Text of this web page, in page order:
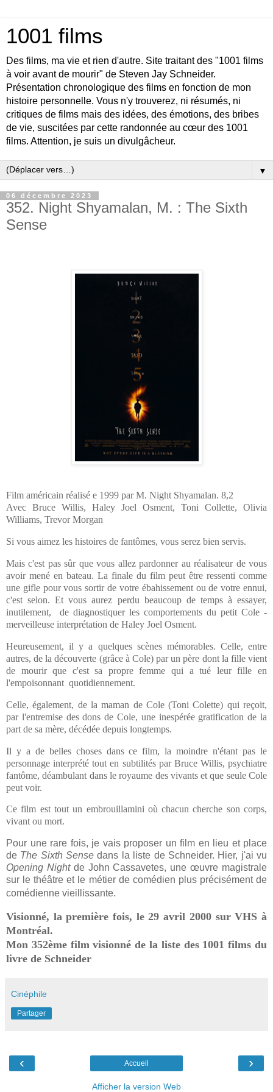
1001 films
Des films, ma vie et rien d'autre. Site traitant des "1001 films
à voir avant de mourir" de Steven Jay Schneider.
Présentation chronologique des films en fonction de mon
histoire personnelle. Vous n'y trouverez, ni résumés, ni
critiques de films mais des idées, des émotions, des bribes
de vie, suscitées par cette randonnée au cœur des 1001
films. Attention, je suis un divulgâcheur.
▼
06 décembre 2023
352. Night Shyamalan, M. : The Sixth
Sense
Film américain réalisé e 1999 par M. Night Shyamalan. 8,2
Avec Bruce Willis, Haley Joel Osment, Toni Collette, Olivia
Williams, Trevor Morgan
Si vous aimez les histoires de fantômes, vous serez bien servis.
Mais c'est pas sûr que vous allez pardonner au réalisateur de vous
avoir mené en bateau. La finale du film peut être ressenti comme
une gifle pour vous sortir de votre ébahissement ou de votre ennui,
c'est selon. Et vous aurez perdu beaucoup de temps à essayer,
inutilement, de diagnostiquer les comportements du petit Cole -
merveilleuse interprétation de Haley Joel Osment.
Heureusement, il y a quelques scènes mémorables. Celle, entre
autres, de la découverte (grâce à Cole) par un père dont la fille vient
de mourir que c'est sa propre femme qui a tué leur fille en
l'empoisonnant quotidiennement.
Celle, également, de la maman de Cole (Toni Colette) qui reçoit,
par l'entremise des dons de Cole, une inespérée gratification de la
part de sa mère, décédée depuis longtemps.
Il y a de belles choses dans ce film, la moindre n'étant pas le
personnage interprété tout en subtilités par Bruce Willis, psychiatre
fantôme, déambulant dans le royaume des vivants et que seule Cole
peut voir.
Ce film est tout un embrouillamini où chacun cherche son corps,
vivant ou mort.
Pour une rare fois, je vais proposer un film en lieu et place
de The Sixth Sensedans la liste de Schneider. Hier, j'ai vu
Opening Night de John Cassavetes, une œuvre magistrale
sur le théâtre et le métier de comédien plus précisément de
comédienne vieillissante.
Visionné, la première fois, le 29 avril 2000 sur VHS à
Montréal.
Mon 352ème film visionné de la liste des 1001 films du
livre de Schneider
Cinéphile
Partager
‹ ›
Accueil
Afficher la version Web